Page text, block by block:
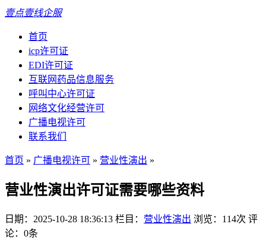
壹点壹线企服
首页
icp许可证
EDI许可证
互联网药品信息服务
呼叫中心许可证
网络文化经营许可
广播电视许可
联系我们
首页 » 广播电视许可 » 营业性演出 »
营业性演出许可证需要哪些资料
日期：2025-10-28 18:36:13 栏目： 营业性演出 浏览：114次 评
论：0条